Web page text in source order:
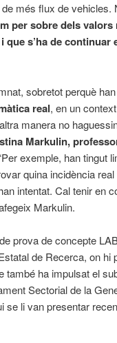
més flux de vehicles.
per sobre dels valors
que s’ha de continuar
sobretot perquè
real, en un
manera no
Markulin,
exemple, han tingut
quina incidència real
intentat. Cal tenir en
Markulin.
prova de concepte
de Recerca, on hi
també ha impulsat el
Sectorial de la
se li van presentar